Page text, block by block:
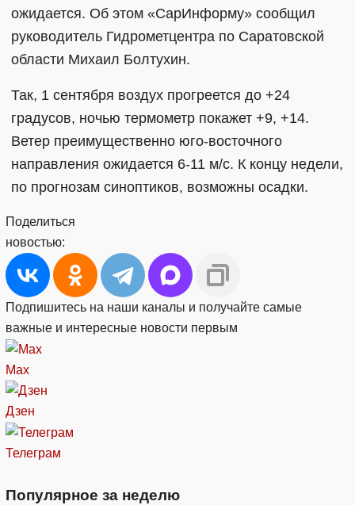
ожидается. Об этом «СарИнформу» сообщил
руководитель Гидрометцентра по Саратовской
области Михаил Болтухин.
Так, 1 сентября воздух прогреется до +24
градусов, ночью термометр покажет +9, +14.
Ветер преимущественно юго-восточного
направления ожидается 6-11 м/с. К концу недели,
по прогнозам синоптиков, возможны осадки.
Поделиться
новостью:
Подпишитесь на наши каналы и получайте самые
важные и интересные новости первым
Max
Дзен
Телеграм
Популярное за неделю